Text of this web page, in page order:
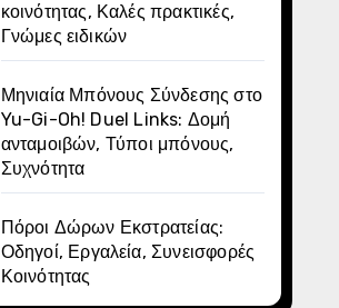
κοινότητας, Καλές πρακτικές,
Γνώμες ειδικών
Μηνιαία Μπόνους Σύνδεσης στο
Yu-Gi-Oh! Duel Links: Δομή
ανταμοιβών, Τύποι μπόνους,
Συχνότητα
Πόροι Δώρων Εκστρατείας:
Οδηγοί, Εργαλεία, Συνεισφορές
Κοινότητας